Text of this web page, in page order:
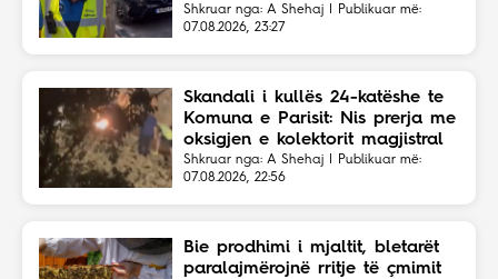
Shkruar nga: A Shehaj | Publikuar më:
07.08.2026, 23:27
Skandali i kullës 24-katëshe te
Komuna e Parisit: Nis prerja me
oksigjen e kolektorit magjistral
në fshehtësi
Shkruar nga: A Shehaj | Publikuar më:
07.08.2026, 22:56
Bie prodhimi i mjaltit, bletarët
paralajmërojnë rritje të çmimit